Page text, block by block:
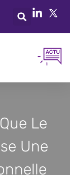
Le
Une